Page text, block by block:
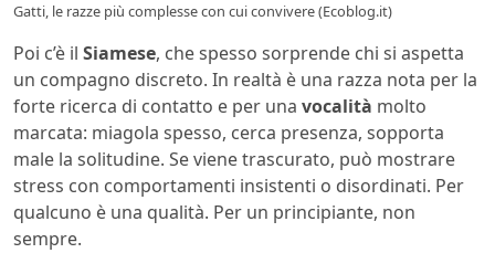
Gatti, le razze più complesse con cui convivere (Ecoblog.it)
Poi c’è il Siamese, che spesso sorprende chi si aspetta
un compagno discreto. In realtà è una razza nota per la
forte ricerca di contatto e per una vocalità molto
marcata: miagola spesso, cerca presenza, sopporta
male la solitudine. Se viene trascurato, può mostrare
stress con comportamenti insistenti o disordinati. Per
qualcuno è una qualità. Per un principiante, non
sempre.